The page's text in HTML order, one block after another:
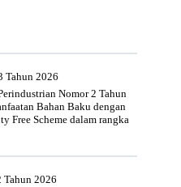
Tahun 2026
Nomor 2 Tahun
Bahan Baku dengan
Free Scheme dalam rangka
Tahun 2026